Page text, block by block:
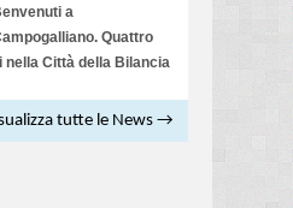
a
Quattro
nella Città della Bilancia
tutte le News →